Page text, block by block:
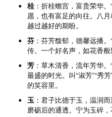
桂 ：折桂蟾宫，富贵荣华
愿，也有富足的向往。八
越过越好的期盼。
芬 ：芬芳馥郁，德馨远播
传。一个好名声，如花香
芳 ：草木清香，流年芳华
最盛的时光。叫“淑芳”“秀
的笑容里。
玉 ：君子比德于玉，温润
磨砺后的通透。宁为玉碎